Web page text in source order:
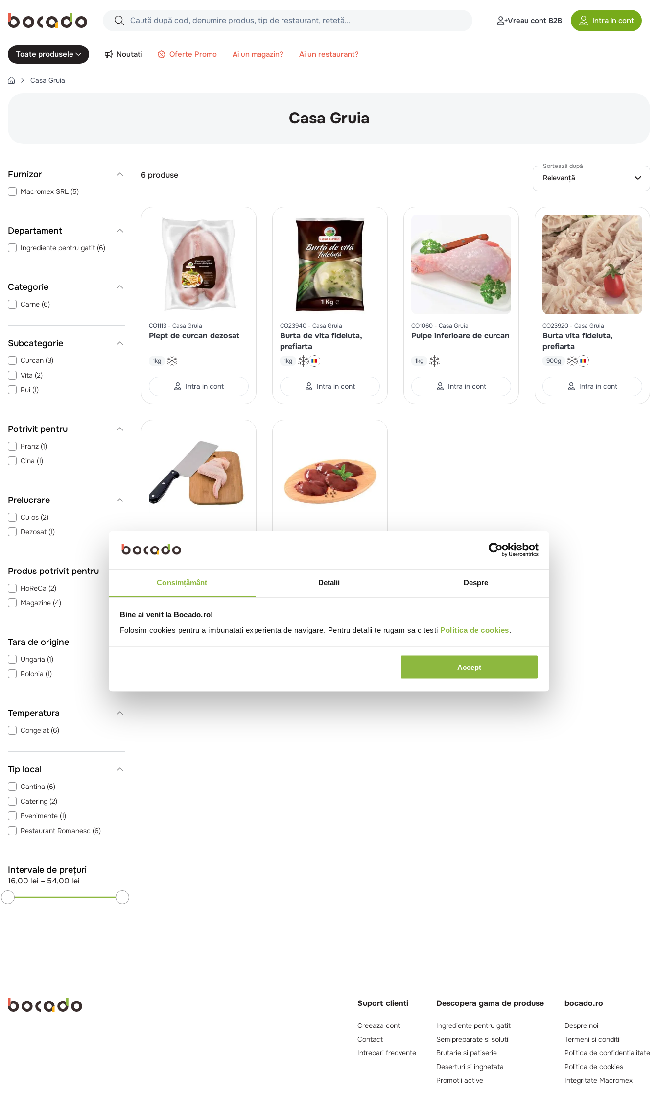
Consimțământ Detalii Despre
Bine ai venit la Bocado.ro!
Folosim cookies pentru a imbunatati experienta de navigare. Pentru detalii te rugam sa citesti Politica de cookies.
Accept
Caută după cod, denumire produs, tip de restaurant, retetă...
Căutări populare
10.pizza
Vreau cont B2B Intra in cont
Toate produsele Noutati Oferte Promo Ai un magazin? Ai un restaurant?
Casa Gruia
Casa Gruia
Macromex SRL (5)
Departament
Ingrediente pentru gatit (6)
Categorie
Carne (6)
Curcan (3)
Vita (2)
Pui (1)
Potrivit pentru
Pranz (1)
Cina (1)
Prelucrare
Cu os (2)
Dezosat (1)
Produs potrivit pentru
HoReCa (2)
Magazine (4)
Tara de origine
Ungaria (1)
Polonia (1)
Temperatura
Congelat (6)
Tip local
Cantina (6)
Catering (2)
Evenimente (1)
Restaurant Romanesc (6)
Intervale de prețuri
16,00 lei – 54,00 lei
6 produse
Sortează după
Relevanță
CO1113 Casa Gruia
Piept de curcan dezosat
1kg
Intra in cont
CO23940 Casa Gruia
Burta de vita fideluta,
prefiarta
1kg
Intra in cont
CO1060 Casa Gruia
Pulpe inferioare de curcan
1kg
Intra in cont
CO23920 Casa Gruia
Burta vita fideluta,
prefiarta
900g
Intra in cont
Aripi de curcan vid
Intra in cont
Suport clienti
Creeaza cont
Contact
Intrebari frecvente
Descopera gama de produse
Ingrediente pentru gatit
Semipreparate si solutii
Brutarie si patiserie
Deserturi si inghetata
Promotii active
bocado.ro
Despre noi
Termeni si conditii
Politica de confidentialitate
Politica de cookies
Integritate Macromex